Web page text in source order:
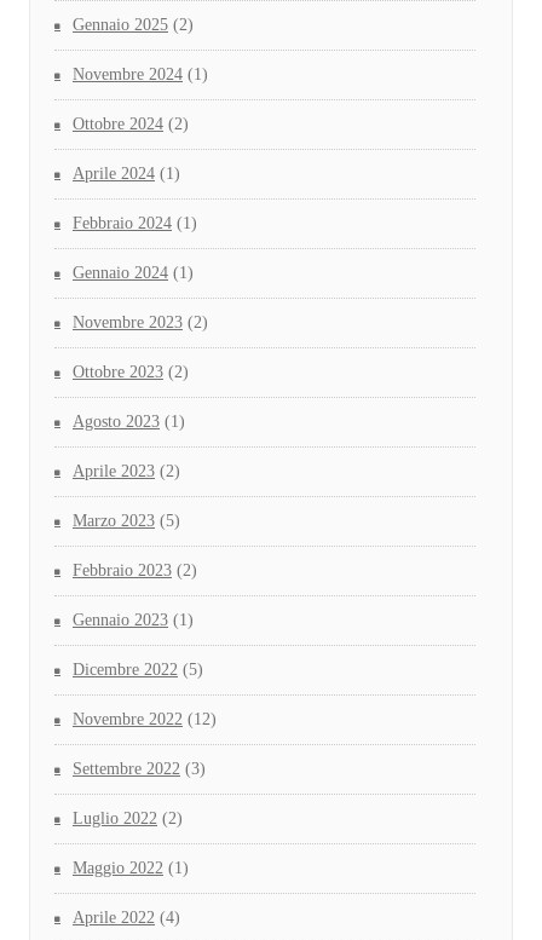
Gennaio 2025 (2)
Novembre 2024 (1)
Ottobre 2024 (2)
Aprile 2024 (1)
Febbraio 2024 (1)
Gennaio 2024 (1)
Novembre 2023 (2)
Ottobre 2023 (2)
Agosto 2023 (1)
Aprile 2023 (2)
Marzo 2023 (5)
Febbraio 2023 (2)
Gennaio 2023 (1)
Dicembre 2022 (5)
Novembre 2022 (12)
Settembre 2022 (3)
Luglio 2022 (2)
Maggio 2022 (1)
Aprile 2022 (4)